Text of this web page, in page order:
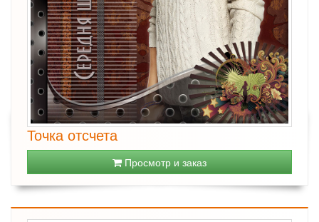
Точка отсчета
Просмотр и заказ